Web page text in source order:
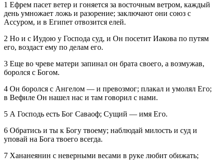
1 Ефрем пасет ветер и гоняется за восточным ветром, каждый
день умножает ложь и разорение; заключают они союз с
Ассуром, и в Египет отвозится елей.
2 Но и с Иудою у Господа суд, и Он посетит Иакова по путям
его, воздаст ему по делам его.
3 Еще во чреве матери запинал он брата своего, а возмужав,
боролся с Богом.
4 Он боролся с Ангелом — и превозмог; плакал и умолял Его;
в Вефиле Он нашел нас и там говорил с нами.
5 А Господь есть Бог Саваоф; Сущий — имя Его.
6 Обратись и ты к Богу твоему; наблюдай милость и суд и
уповай на Бога твоего всегда.
7 Хананеянин с неверными весами в руке любит обижать;